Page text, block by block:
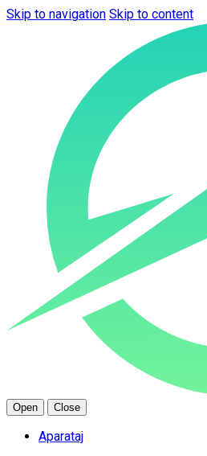
Skip to navigation Skip to content
Open Close
Aparataj